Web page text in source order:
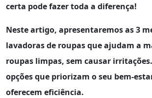
certa pode fazer toda a diferença!
Neste artigo, apresentaremos as3
lavadoras de roupas que ajudam a
roupas limpas, sem causar
opções que priorizam o seu bem-
oferecem eficiência.